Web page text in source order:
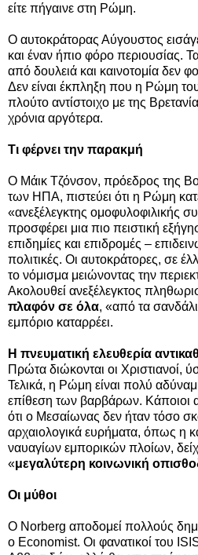
είτε πήγαινε στη Ρώμη.
Ο αυτοκράτορας Αύγουστος
και έναν ήπιο φόρο περιουσίας.
από δουλειά και καινοτομία δεν
Δεν είναι έκπληξη που η Ρώμη
πλούτο αντίστοιχο με της
χρόνια αργότερα.
Τι φέρνει την παρακμή
Ο Μάικ Τζόνσον, πρόεδρος της
των ΗΠΑ, πιστεύει ότι η Ρώμη
«ανεξέλεγκτης ομοφυλοφιλικής
προσφέρει μια πιο πειστική
επιδημίες και επιδρομές –
πολιτικές. Οι αυτοκράτορες, σε
το νόμισμα μειώνοντας την
Ακολουθεί ανεξέλεγκτος
πλαφόν σε όλα, «από τα
εμπόριο καταρρέει.
Η πνευματική ελευθερία
Πρώτα διώκονται οι Χριστιανοί,
Τελικά, η Ρώμη είναι πολύ
επίθεση των βαρβάρων. Κάποιοι
ότι ο Μεσαίωνας δεν ήταν τόσο
αρχαιολογικά ευρήματα, όπως η
ναυαγίων εμπορικών πλοίων,
«μεγαλύτερη κοινωνική
Οι μύθοι
Ο Norberg αποδομεί πολλούς
ο Economist. Οι φανατικοί του